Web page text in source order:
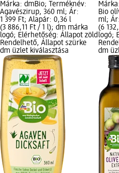
Márka: dmBio; Terméknév:
Agavészirup, 360 ml; Ár:
1 399 Ft; Alapár: 0,36 l
(3 886,11 Ft / 1 l); dm márka
logó; Elérhetőség: Állapot zöld
Rendelhető, Állapot szürke
dm üzlet kiválasztása
Bio
ml;
(6
logó;
dm